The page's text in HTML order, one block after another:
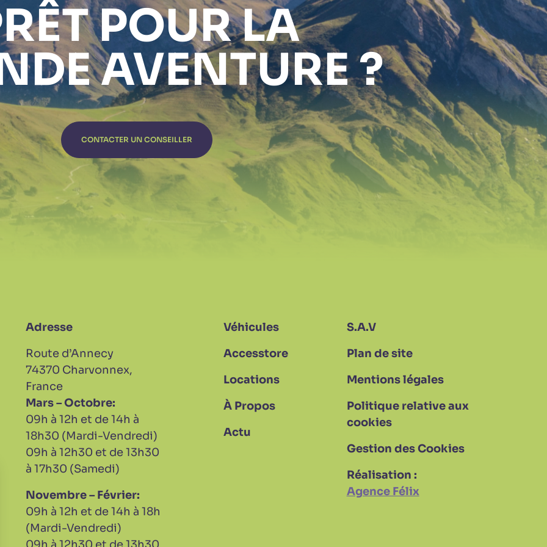
POUR LA
AVENTURE ?
CONTACTER UN CONSEILLER
fenêtre
Adresse
Route d’Annecy
74370 Charvonnex,
France
Mars – Octobre:
09h à 12h et de 14h à
18h30 (Mardi-Vendredi)
09h à 12h30 et de 13h30
à 17h30 (Samedi)
Novembre – Février:
09h à 12h et de 14h à 18h
(Mardi-Vendredi)
Véhicules
Accesstore
Locations
À Propos
Actu
S.A.V
Plan de site
Mentions légales
Politique relative aux
cookies
Gestion des Cookies
Réalisation :
Agence Félix